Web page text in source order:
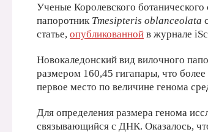
Ученые Королевского
папоротник Tmesipteris oblanceolata
статье, опубликованной в журнале
Новокаледонский вид вилочного
размером 160,45 гигапары, что
первое место по величине генома
Для определения размера генома
связывающийся с ДНК. Оказалось,